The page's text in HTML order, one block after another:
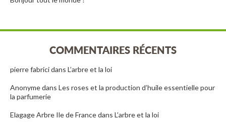
COMMENTAIRES RÉCENTS
pierre fabricidans L’arbre et la loi
Anonymedans Les roses et la production d’huile essentielle pour
la parfumerie
Elagage Arbre Ile de Francedans L’arbre et la loi